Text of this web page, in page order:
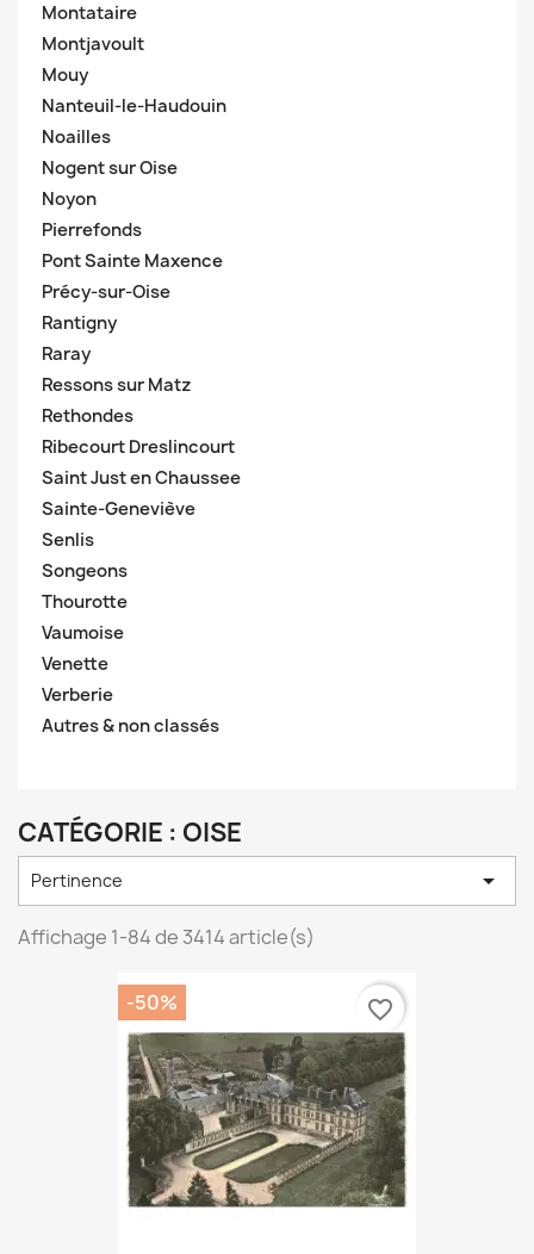
Montataire
Montjavoult
Mouy
Nanteuil-le-Haudouin
Noailles
Nogent sur Oise
Noyon
Pierrefonds
Pont Sainte Maxence
Précy-sur-Oise
Rantigny
Raray
Ressons sur Matz
Rethondes
Ribecourt Dreslincourt
Saint Just en Chaussee
Sainte-Geneviève
Senlis
Songeons
Thourotte
Vaumoise
Venette
Verberie
Autres & non classés
CATÉGORIE : OISE
Pertinence 
Affichage 1-84 de 3414 article(s)
-50% favorite_border